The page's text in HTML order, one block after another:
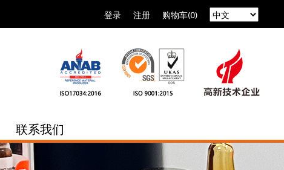
登录 注册 购物车(0)
联系我们